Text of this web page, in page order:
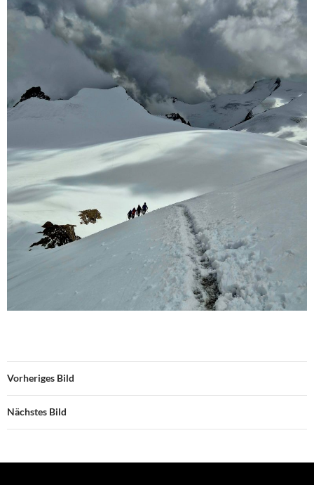
Vorheriges Bild
Nächstes Bild